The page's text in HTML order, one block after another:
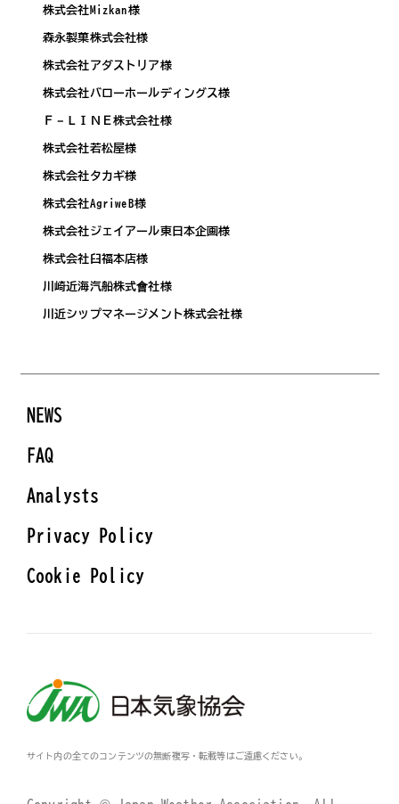
株式会社Mizkan様
森永製菓株式会社様
株式会社アダストリア様
株式会社バローホールディングス様
Ｆ－ＬＩＮＥ株式会社様
株式会社若松屋様
株式会社タカギ様
株式会社AgriweB様
株式会社ジェイアール東日本企画様
株式会社臼福本店様
川崎近海汽船株式會社様
川近シップマネージメント株式会社様
NEWS
FAQ
Analysts
Privacy Policy
Cookie Policy
サイト内の全てのコンテンツの無断複写・転載等はご遠慮ください。